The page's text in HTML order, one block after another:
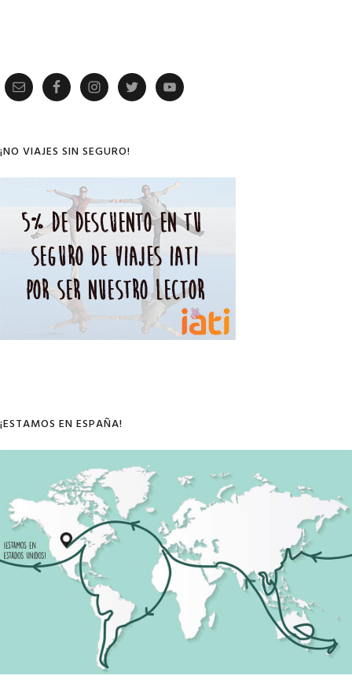
Primary
¡NO VIAJES SIN SEGURO!
¡ESTAMOS EN ESPAÑA!